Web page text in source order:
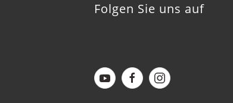
Folgen Sie uns auf